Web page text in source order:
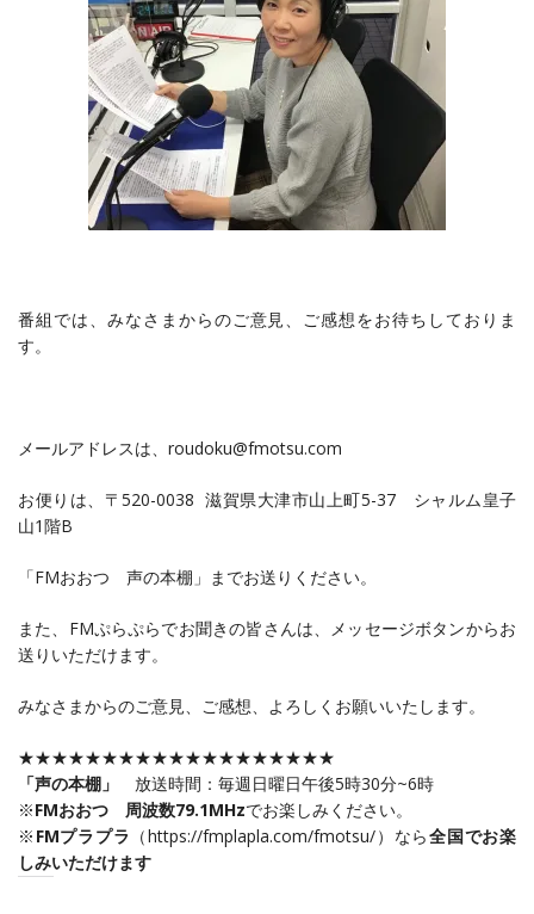
番組では、みなさまからのご意見、ご感想をお待ちしておりま
す。
メールアドレスは、roudoku@fmotsu.com
お便りは、〒520-0038 滋賀県大津市山上町5-37 シャルム皇子
山1階B
「FMおおつ 声の本棚」までお送りください。
また、FMぷらぷらでお聞きの皆さんは、メッセージボタンからお
送りいただけます。
みなさまからのご意見、ご感想、よろしくお願いいたします。
★★★★★★★★★★★★★★★★★★★
「声の本棚」
放送時間：毎週日曜日午後5時30分~6時
※FMおおつ 周波数79.1MHzでお楽しみください。
※ FMプラプラ （https://fmplapla.com/fmotsu/）なら全国でお楽
しみいただけます